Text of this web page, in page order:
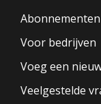
Abonnementen
Voor bedrijven
Voeg een
Veelgestelde